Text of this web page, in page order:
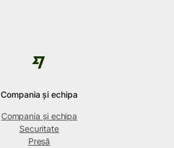
Compania și echipa
Compania și echipa
Securitate
Presă